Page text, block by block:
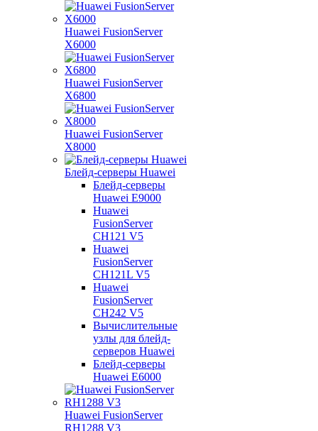
Huawei FusionServer
X6000
Huawei FusionServer
X6800
Huawei FusionServer
X8000
Блейд-серверы Huawei
Блейд-серверы
Huawei E9000
Huawei
FusionServer
CH121 V5
Huawei
FusionServer
CH121L V5
Huawei
FusionServer
CH242 V5
Вычислительные
узлы для блейд-
серверов Huawei
Блейд-серверы
Huawei E6000
Huawei FusionServer
RH1288 V3